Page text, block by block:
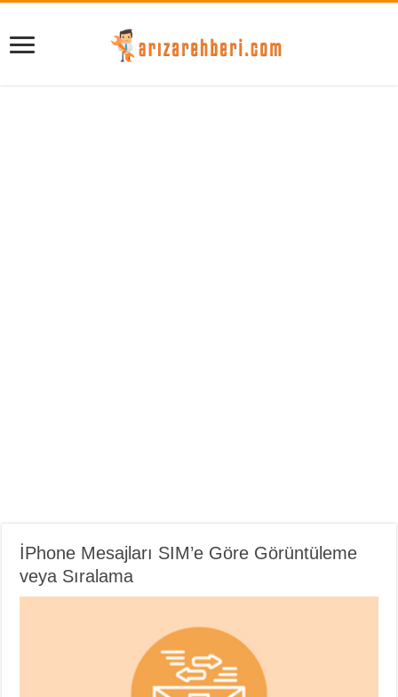
İPhone Mesajları SIM’e Göre Görüntüleme
veya Sıralama